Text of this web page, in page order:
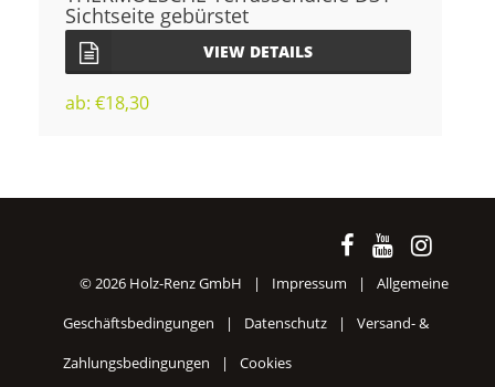
Sichtseite gebürstet
VIEW DETAILS
ab: €18,30
© 2026 Holz-Renz GmbH | Impressum |
Allgemeine
Geschäftsbedingungen
| Datenschutz |
Versand- &
Zahlungsbedingungen
| Cookies